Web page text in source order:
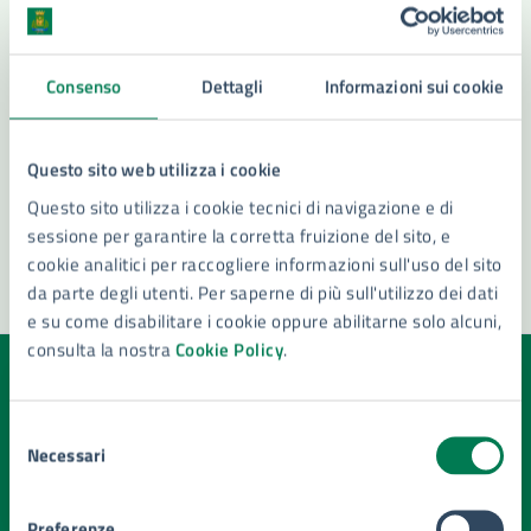
Consenso Dettagli Informazioni sui cookie
Questo sito web utilizza i cookie
Questo sito utilizza i cookie tecnici di navigazione e di
sessione per garantire la corretta fruizione del sito, e
cookie analitici per raccogliere informazioni sull'uso del sito
da parte degli utenti. Per saperne di più sull'utilizzo dei dati
e su come disabilitare i cookie oppure abilitarne solo alcuni,
consulta la nostraCookie Policy.
delNecessari
Servizio Anagrafe - Ufficio attestazioni
anagrafiche cittadini comunitari
Servizio Stato Civile (E.Q)
Seleziona il numero di stelle per valutare la chiarezza delle